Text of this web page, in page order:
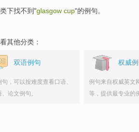
下找不到"glasgow cup"的例句。
其他分类：
双语例句
，可以按难度查看口语、
论文例句。
权威
例句来自权威英文
等，提供最专业的